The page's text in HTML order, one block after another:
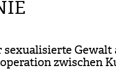
Gewalt
zwischen